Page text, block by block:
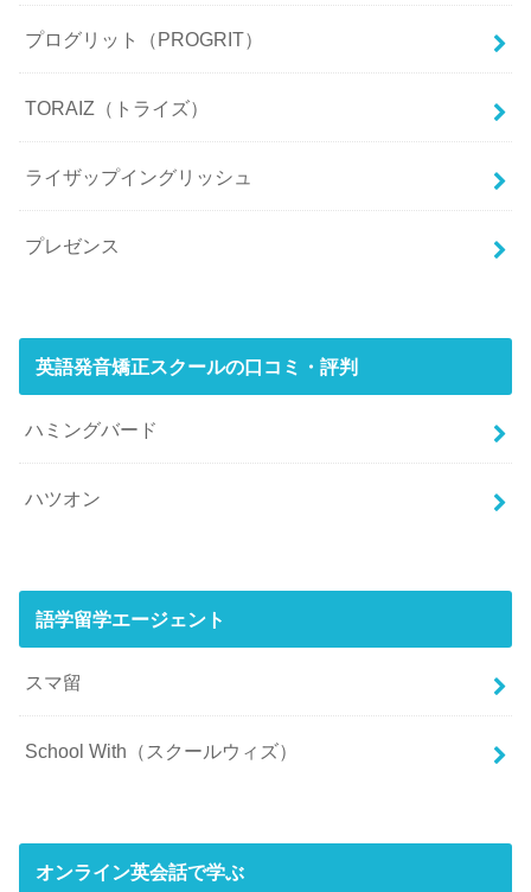
プログリット（PROGRIT）
TORAIZ（トライズ）
ライザップイングリッシュ
プレゼンス
英語発音矯正スクールの口コミ・評判
ハミングバード
ハツオン
語学留学エージェント
スマ留
School With（スクールウィズ）
オンライン英会話で学ぶ